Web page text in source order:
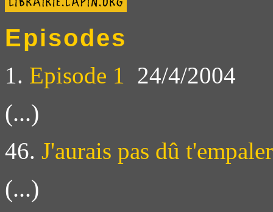
Episodes
1. Episode 1 24/4/2004
(...)
46. J'aurais pas dû t'empaler
(...)